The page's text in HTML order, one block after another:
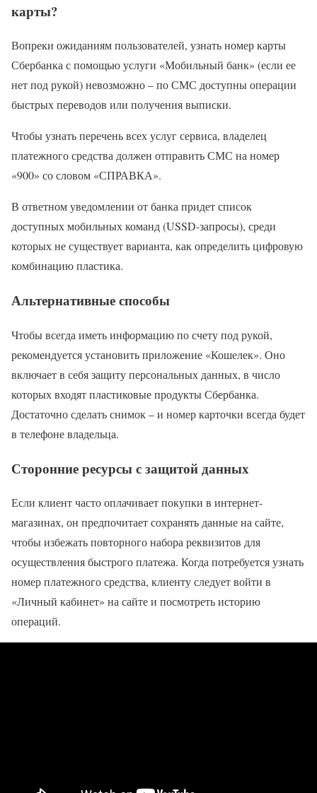
карты?
Вопреки ожиданиям пользователей, узнать номер карты
Сбербанка с помощью услуги «Мобильный банк» (если ее
нет под рукой) невозможно – по СМС доступны операции
быстрых переводов или получения выписки.
Чтобы узнать перечень всех услуг сервиса, владелец
платежного средства должен отправить СМС на номер
«900» со словом «СПРАВКА».
В ответном уведомлении от банка придет список
доступных мобильных команд (USSD-запросы), среди
которых не существует варианта, как определить цифровую
комбинацию пластика.
Альтернативные способы
Чтобы всегда иметь информацию по счету под рукой,
рекомендуется установить приложение «Кошелек». Оно
включает в себя защиту персональных данных, в число
которых входят пластиковые продукты Сбербанка.
Достаточно сделать снимок – и номер карточки всегда будет
в телефоне владельца.
Сторонние ресурсы с защитой данных
Если клиент часто оплачивает покупки в интернет-
магазинах, он предпочитает сохранять данные на сайте,
чтобы избежать повторного набора реквизитов для
осуществления быстрого платежа. Когда потребуется узнать
номер платежного средства, клиенту следует войти в
«Личный кабинет» на сайте и посмотреть историю
операций.